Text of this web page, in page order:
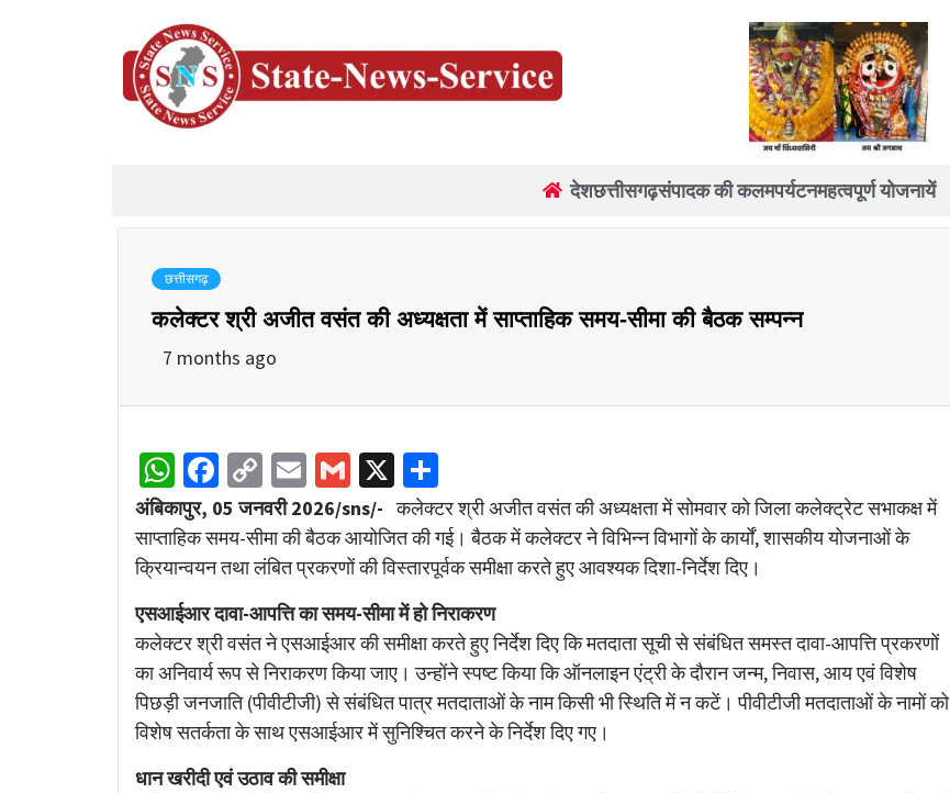
देशछत्तीसगढ़संपादक की कलमपर्यटनमहत्वपूर्ण योजनायें
छत्तीसगढ़
कलेक्टर श्री अजीत वसंत की अध्यक्षता में साप्ताहिक समय-सीमा की बैठक सम्पन्न
7 months ago
WhatsApp
Facebook
Copy
Link
EmailGmail
X
अंबिकापुर, 05 जनवरी 2026/sns/- कलेक्टर श्री अजीत वसंत की अध्यक्षता में सोमवार को जिला कलेक्ट्रेट सभाकक्ष में
साप्ताहिक समय-सीमा की बैठक आयोजित की गई। बैठक में कलेक्टर ने विभिन्न विभागों के कार्यों, शासकीय योजनाओं के
क्रियान्वयन तथा लंबित प्रकरणों की विस्तारपूर्वक समीक्षा करते हुए आवश्यक दिशा-निर्देश दिए।
एसआईआर दावा-आपत्ति का समय-सीमा में हो निराकरण
कलेक्टर श्री वसंत ने एसआईआर की समीक्षा करते हुए निर्देश दिए कि मतदाता सूची से संबंधित समस्त दावा-आपत्ति प्रकरणों
का अनिवार्य रूप से निराकरण किया जाए। उन्होंने स्पष्ट किया कि ऑनलाइन एंट्री के दौरान जन्म, निवास, आय एवं विशेष
पिछड़ी जनजाति (पीवीटीजी) से संबंधित पात्र मतदाताओं के नाम किसी भी स्थिति में न कटें। पीवीटीजी मतदाताओं के नामों को
विशेष सतर्कता के साथ एसआईआर में सुनिश्चित करने के निर्देश दिए गए।
धान खरीदी एवं उठाव की समीक्षा